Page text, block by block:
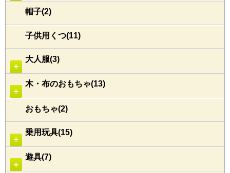
帽子(2)
子供用くつ(11)
＋
大人服(3)
＋
木・布のおもちゃ(13)
おもちゃ(2)
＋
乗用玩具(15)
＋
遊具(7)